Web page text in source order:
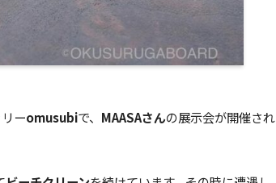
ーomusubiで、 MAASAさんの展示会が開催され